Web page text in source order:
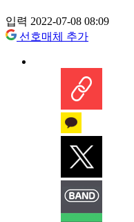
입력 2022-07-08 08:09
선호매체 추가